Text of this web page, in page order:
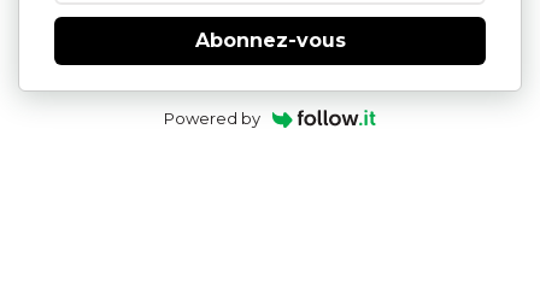
Abonnez-vous
Powered by